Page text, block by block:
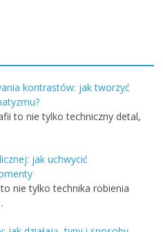
kontrastów: jak tworzyć
to nie tylko techniczny detal,
jak uchwycić
nie tylko technika robienia